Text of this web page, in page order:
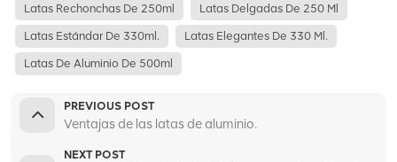
Latas Rechonchas De 250ml Latas Delgadas De 250 Ml
Latas Estándar De 330ml. Latas Elegantes De 330 Ml.
Latas De Aluminio De 500ml
PREVIOUS POST
Ventajas de las latas de aluminio.
NEXT POST